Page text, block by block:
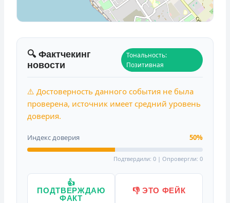
🔍 Фактчекинг
новости
Тональность:
Позитивная
⚠️ Достоверность данного события не была
проверена, источник имеет средний уровень
доверия.
Индекс доверия 50%
Подтвердили: 0 | Опровергли: 0
👍
ПОДТВЕРЖДАЮ
ФАКТ
👎 ЭТО ФЕЙК